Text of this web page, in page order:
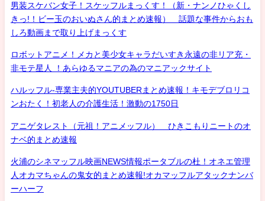
男装スケバン女子！スケッフルまっくす！（新・ナンノひゃくし
きっ!！ビー玉のおいぬさん的まとめ速報） 話題な事件からおも
しろ動画まで取り上げまっくす
ロボットアニメ！メカと美少女キャラだいすき永遠の非リア充・
非モテ星人 ！あらゆるマニアの為のマニアックサイト
ハルッフル-専業主夫的YOUTUBERまとめ速報！キモデブロリコ
ンおたく！初老人の介護生活！激動の1750日
アニゲタレスト（元祖！アニメッフル） ひきこもりニートのオ
ナベ的まとめ速報
火浦のシネマッフル映画NEWS情報ポータブルの杜！オネエ管理
人オカマちゃんの鬼女的まとめ速報!オカマッフルアタックナンバ
ーハーフ